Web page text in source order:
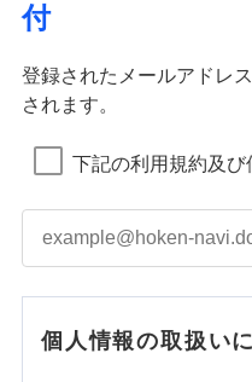
付
登録されたメールアドレ
されます。
下記の利用規約及
個人情報の取扱い